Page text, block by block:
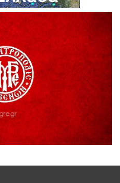
δύναμη
ΣΤΟΝ ΠΡΩΤΕΑ
Συλλόγου Ταξιάρχη προς κ.
Α΄ κλάδου ύδρευσης